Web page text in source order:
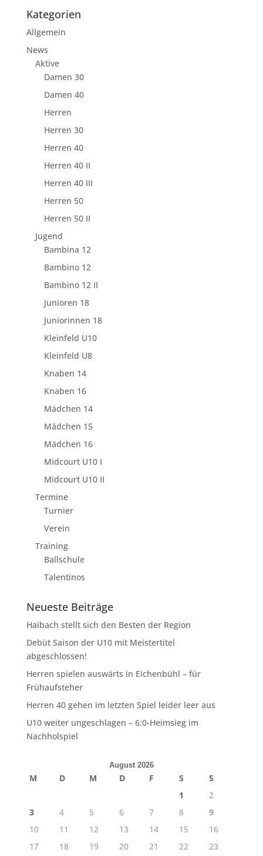
Kategorien
Allgemein
News
Aktive
Damen 30
Damen 40
Herren
Herren 30
Herren 40
Herren 40 II
Herren 40 III
Herren 50
Herren 50 II
Jugend
Bambina 12
Bambino 12
Bambino 12 II
Junioren 18
Juniorinnen 18
Kleinfeld U10
Kleinfeld U8
Knaben 14
Knaben 16
Mädchen 14
Mädchen 15
Mädchen 16
Midcourt U10 I
Midcourt U10 II
Termine
Turnier
Verein
Training
Ballschule
Talentinos
Neueste Beiträge
Haibach stellt sich den Besten der Region
Debüt Saison der U10 mit Meistertitel
abgeschlossen!
Herren spielen auswärts in Eichenbühl – für
Frühaufsteher
Herren 40 gehen im letzten Spiel leider leer aus
U10 weiter ungeschlagen – 6:0-Heimsieg im
Nachholspiel
August 2026
M D M D F S
S
1
2
3
4 5 6 7 8
9
10
11 12 13 14 15
16
17
18 19 20 21 22 23